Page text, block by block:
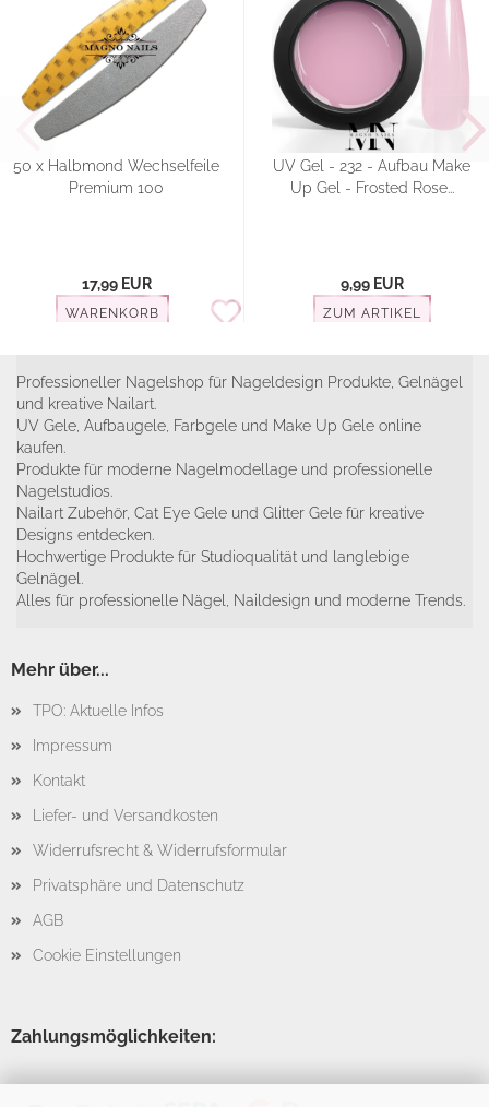
50 x Halbmond Wechselfeile
Premium 100
17,99 EUR
WARENKORB
UV Gel - 232 - Aufbau Make
Up Gel - Frosted Rose...
9,99 EUR
ZUM ARTIKEL
Professioneller Nagelshop für Nageldesign Produkte, Gelnägel
und kreative Nailart.
UV Gele, Aufbaugele, Farbgele und Make Up Gele online
kaufen.
Produkte für moderne Nagelmodellage und professionelle
Nagelstudios.
Nailart Zubehör, Cat Eye Gele und Glitter Gele für kreative
Designs entdecken.
Hochwertige Produkte für Studioqualität und langlebige
Gelnägel.
Alles für professionelle Nägel, Naildesign und moderne Trends.
Mehr über...
TPO: Aktuelle Infos
Impressum
Kontakt
Liefer- und Versandkosten
Widerrufsrecht & Widerrufsformular
Privatsphäre und Datenschutz
AGB
Cookie Einstellungen
Zahlungsmöglichkeiten: